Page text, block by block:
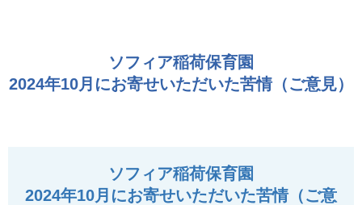
ソフィア稲荷保育園
2024年10月にお寄せいただいた苦情（ご意見）
ソフィア稲荷保育園
2024年10月にお寄せいただいた苦情（ご意